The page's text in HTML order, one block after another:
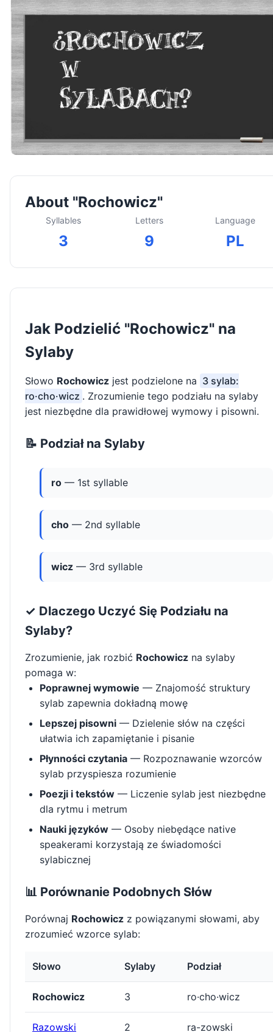
About "Rochowicz"
Syllables
3
Letters
9
Language
PL
Jak Podzielić "Rochowicz" na
Sylaby
Słowo Rochowicz jest podzielone na 3 sylab:
ro·cho·wicz . Zrozumienie tego podziału na sylaby
jest niezbędne dla prawidłowej wymowy i pisowni.
📝 Podział na Sylaby
ro — 1st syllable
cho — 2nd syllable
wicz — 3rd syllable
✓ Dlaczego Uczyć Się Podziału na
Sylaby?
Zrozumienie, jak rozbić Rochowicz na sylaby
pomaga w:
Poprawnej wymowie — Znajomość struktury
sylab zapewnia dokładną mowę
Lepszej pisowni — Dzielenie słów na części
ułatwia ich zapamiętanie i pisanie
Płynności czytania — Rozpoznawanie wzorców
sylab przyspiesza rozumienie
Poezji i tekstów — Liczenie sylab jest niezbędne
dla rytmu i metrum
Nauki języków — Osoby niebędące native
speakerami korzystają ze świadomości
sylabicznej
📊 Porównanie Podobnych Słów
Porównaj Rochowicz z powiązanymi słowami, aby
zrozumieć wzorce sylab:
Słowo Sylaby Podział
Rochowicz 3 ro·cho·wicz
Razowski 2 ra-zowski